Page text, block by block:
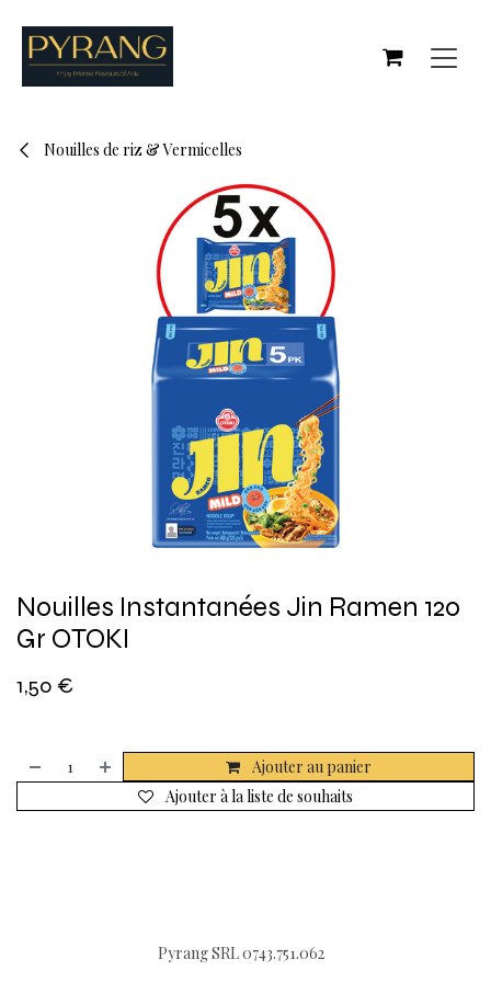
Nouilles de riz & Vermicelles
Nouilles Instantanées Jin Ramen 120
Gr OTOKI
1,50 €
Ajouter au panier
Ajouter à la liste de souhaits
Pyrang SRL 0743.751.062